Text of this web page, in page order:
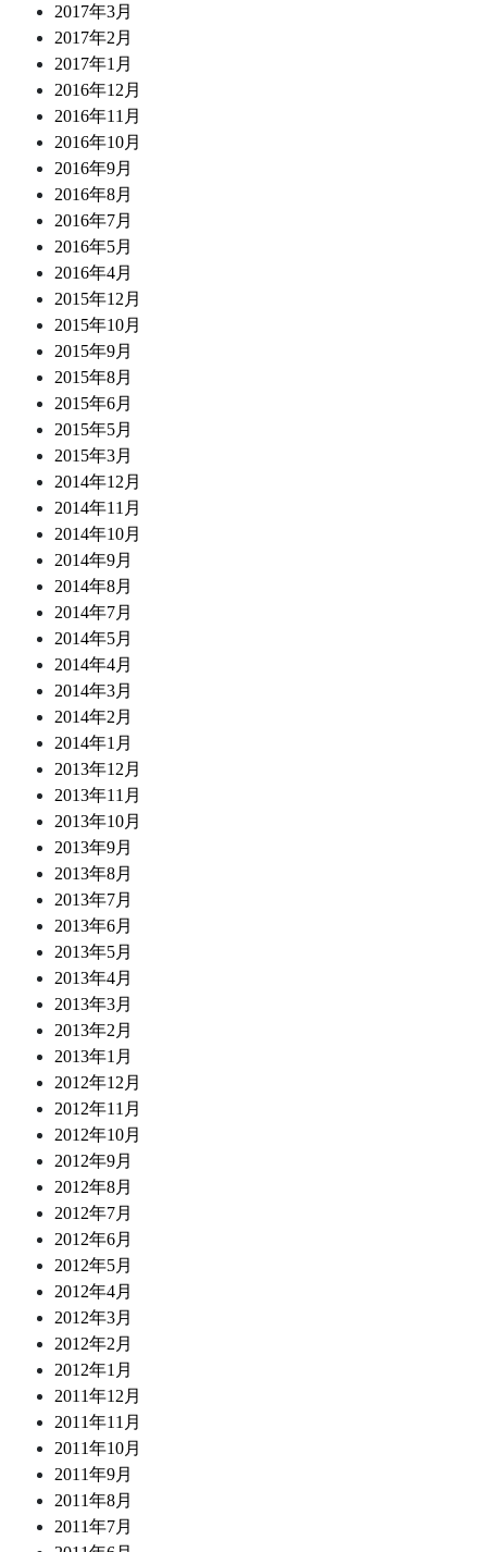
2017年3月
2017年2月
2017年1月
2016年12月
2016年11月
2016年10月
2016年9月
2016年8月
2016年7月
2016年5月
2016年4月
2015年12月
2015年10月
2015年9月
2015年8月
2015年6月
2015年5月
2015年3月
2014年12月
2014年11月
2014年10月
2014年9月
2014年8月
2014年7月
2014年5月
2014年4月
2014年3月
2014年2月
2014年1月
2013年12月
2013年11月
2013年10月
2013年9月
2013年8月
2013年7月
2013年6月
2013年5月
2013年4月
2013年3月
2013年2月
2013年1月
2012年12月
2012年11月
2012年10月
2012年9月
2012年8月
2012年7月
2012年6月
2012年5月
2012年4月
2012年3月
2012年2月
2012年1月
2011年12月
2011年11月
2011年10月
2011年9月
2011年8月
2011年7月